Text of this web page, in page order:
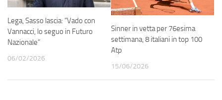
Lega, Sasso lascia: “Vado con
Vannacci, lo seguo in Futuro
Nazionale”
06/02/2026
Sinner in vetta per 76esima
settimana, 8 italiani in top 100
Atp
15/06/2026